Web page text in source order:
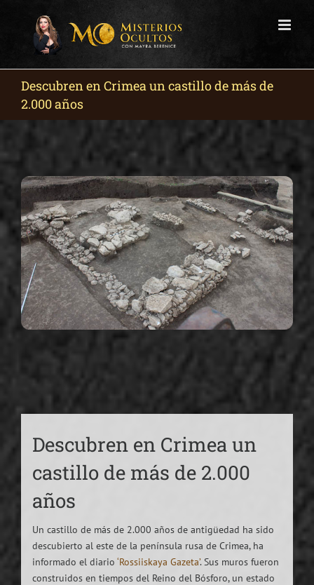
Descubren en Crimea un castillo de más de
2.000 años
Descubren en Crimea un
castillo de más de 2.000
años
Un castillo de más de 2.000 años de antigüedad ha sido
descubierto al este de la península rusa de Crimea, ha
informado el diario ‘Rossiiskaya Gazeta’. Sus muros fueron
construidos en tiempos del Reino del Bósforo, un estado